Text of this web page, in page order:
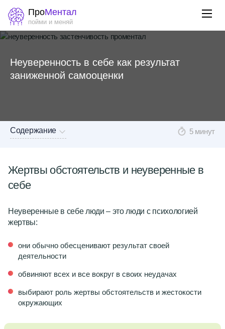
ПроМентал
пойми и меняй
Содержание 5 минут
Неуверенность в себе как результат
заниженной самооценки
Жертвы обстоятельств и неуверенные в
себе
Неуверенные в себе люди – это люди с психологией
жертвы:
они обычно обесценивают результат своей
деятельности
обвиняют всех и все вокруг в своих неудачах
выбирают роль жертвы обстоятельств и жестокости
окружающих